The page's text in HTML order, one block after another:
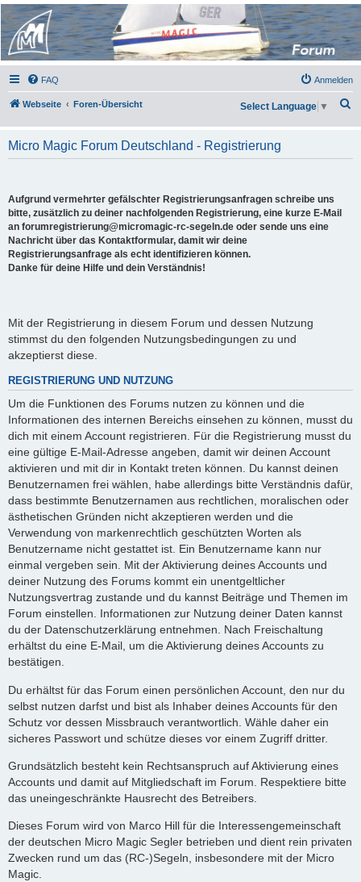
Micro Magic Forum
Deutschland
FAQ Anmelden
Webseite Foren-Übersicht
h
Select Language ▼
Micro Magic Forum Deutschland - Registrierung
Aufgrund vermehrter gefälschter Registrierungsanfragen schreibe uns
bitte, zusätzlich zu deiner nachfolgenden Registrierung, eine kurze E-Mail
an forumregistrierung@micromagic-rc-segeln.de oder sende uns eine
Nachricht über das Kontaktformular, damit wir deine
Registrierungsanfrage als echt identifizieren können.
Danke für deine Hilfe und dein Verständnis!
Mit der Registrierung in diesem Forum und dessen Nutzung
stimmst du den folgenden Nutzungsbedingungen zu und
akzeptierst diese.
REGISTRIERUNG UND NUTZUNG
Um die Funktionen des Forums nutzen zu können und die
Informationen des internen Bereichs einsehen zu können, musst du
dich mit einem Account registrieren. Für die Registrierung musst du
eine gültige E-Mail-Adresse angeben, damit wir deinen Account
aktivieren und mit dir in Kontakt treten können. Du kannst deinen
Benutzernamen frei wählen, habe allerdings bitte Verständnis dafür,
dass bestimmte Benutzernamen aus rechtlichen, moralischen oder
ästhetischen Gründen nicht akzeptieren werden und die
Verwendung von markenrechtlich geschützten Worten als
Benutzername nicht gestattet ist. Ein Benutzername kann nur
einmal vergeben sein. Mit der Aktivierung deines Accounts und
deiner Nutzung des Forums kommt ein unentgeltlicher
Nutzungsvertrag zustande und du kannst Beiträge und Themen im
Forum einstellen. Informationen zur Nutzung deiner Daten kannst
du der Datenschutzerklärung entnehmen. Nach Freischaltung
erhältst du eine E-Mail, um die Aktivierung deines Accounts zu
bestätigen.
Du erhältst für das Forum einen persönlichen Account, den nur du
selbst nutzen darfst und bist als Inhaber deines Accounts für den
Schutz vor dessen Missbrauch verantwortlich. Wähle daher ein
sicheres Passwort und schütze dieses vor einem Zugriff dritter.
Grundsätzlich besteht kein Rechtsanspruch auf Aktivierung eines
Accounts und damit auf Mitgliedschaft im Forum. Respektiere bitte
das uneingeschränkte Hausrecht des Betreibers.
Dieses Forum wird von Marco Hill für die Interessengemeinschaft
der deutschen Micro Magic Segler betrieben und dient rein privaten
Zwecken rund um das (RC-)Segeln, insbesondere mit der Micro
Magic.